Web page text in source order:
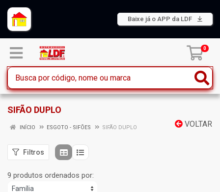
Baixe já o APP da LDF
0
SIFÃO DUPLO
VOLTAR
INÍCIO ESGOTO - SIFÕES SIFÃO DUPLO
Filtros
9 produtos ordenados por: